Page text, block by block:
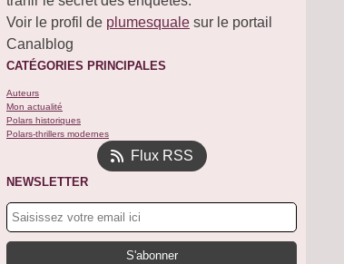
Voir le profil de plumesquale sur le portail
Canalblog
CATÉGORIES PRINCIPALES
Auteurs
Mon actualité
Polars historiques
Polars-thrillers modernes
Flux RSS
NEWSLETTER